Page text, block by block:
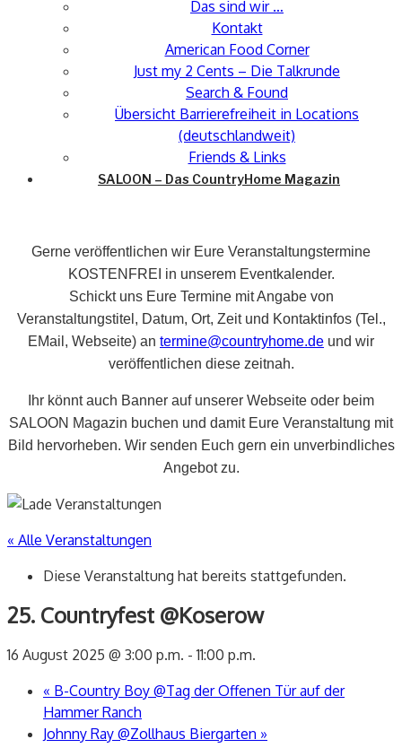
Das sind wir …
Kontakt
American Food Corner
Just my 2 Cents – Die Talkrunde
Search & Found
Übersicht Barrierefreiheit in Locations
(deutschlandweit)
Friends & Links
SALOON – Das CountryHome Magazin
Gerne veröffentlichen wir Eure Veranstaltungstermine
KOSTENFREI in unserem Eventkalender.
Schickt uns Eure Termine mit Angabe von
Veranstaltungstitel, Datum, Ort, Zeit und Kontaktinfos (Tel.,
EMail, Webseite) an termine@countryhome.de und wir
veröffentlichen diese zeitnah.
Ihr könnt auch Banner auf unserer Webseite oder beim
SALOON Magazin buchen und damit Eure Veranstaltung mit
Bild hervorheben. Wir senden Euch gern ein unverbindliches
Angebot zu.
« Alle Veranstaltungen
Diese Veranstaltung hat bereits stattgefunden.
25. Countryfest @Koserow
16 August 2025 @ 3:00 p.m. -11:00 p.m.
« B-Country Boy @Tag der Offenen Tür auf der
Hammer Ranch
Johnny Ray @Zollhaus Biergarten »